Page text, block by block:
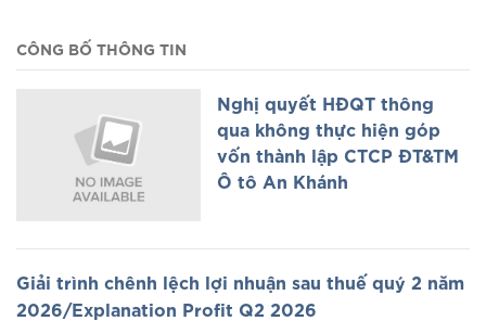
CÔNG BỐ THÔNG TIN
Nghị quyết HĐQT thông
qua không thực hiện góp
vốn thành lập CTCP ĐT&TM
Ô tô An Khánh
Giải trình chênh lệch lợi nhuận sau thuế quý 2 năm
2026/Explanation Profit Q2 2026